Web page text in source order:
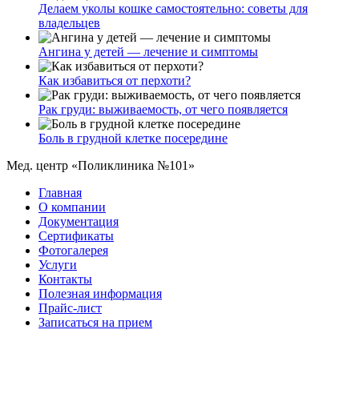
Делаем уколы кошке самостоятельно: советы для
владельцев
Ангина у детей — лечение и симптомы
Как избавиться от перхоти?
Рак груди: выживаемость, от чего появляется
Боль в грудной клетке посередине
Мед. центр «Поликлиника №101»
Главная
О компании
Документация
Сертификаты
Фотогалерея
Услуги
Контакты
Полезная информация
Прайс-лист
Записаться на прием